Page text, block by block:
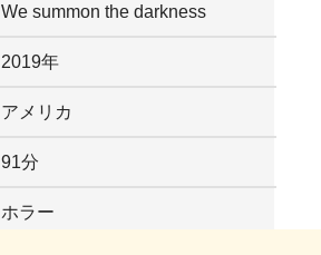
We summon the darkness
2019年
アメリカ
91分
ホラー